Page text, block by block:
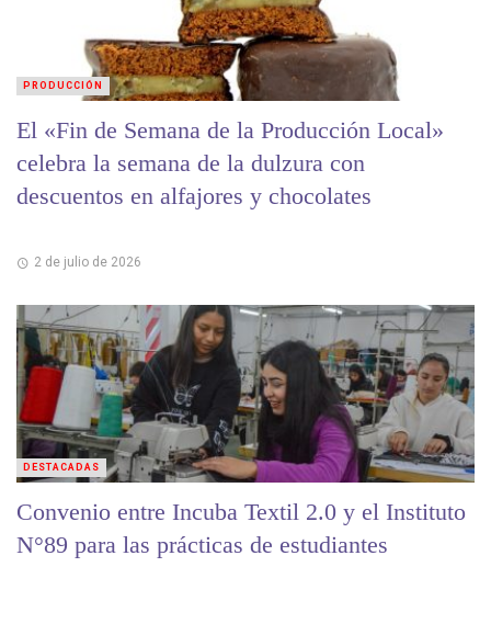
El «Fin de Semana de la Producción Local»
celebra la semana de la dulzura con
descuentos en alfajores y chocolates
2 de julio de 2026
PRODUCCIÓN
Convenio entre Incuba Textil 2.0 y el Instituto
N°89 para las prácticas de estudiantes
DESTACADAS